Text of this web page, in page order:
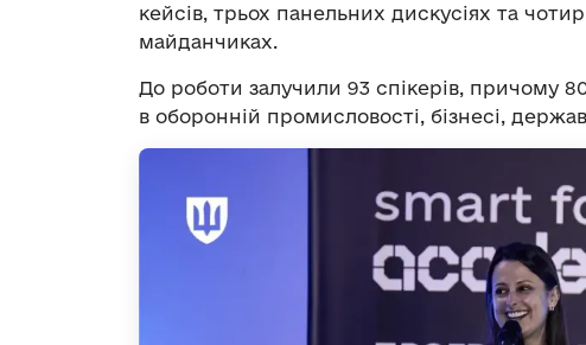
кейсів, трьох панельних дискусіях та
майданчиках.
До роботи залучили 93 спікерів, причому
в оборонній промисловості, бізнесі,